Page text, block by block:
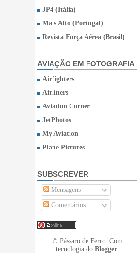
JP4 (Itália)
Mais Alto (Portugal)
Revista Força Aérea (Brasil)
AVIAÇÃO EM FOTOGRAFIA
Airfighters
Airliners
Aviation Corner
JetPhotos
My Aviation
Plane Pictures
SUBSCREVER
Mensagens
Comentários
© Pássaro de Ferro. Com
tecnologia do Blogger.